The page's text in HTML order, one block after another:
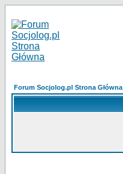
Forum Socjolog.pl Strona Główna